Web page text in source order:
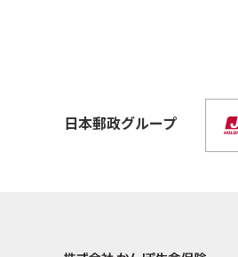
日本郵政グループ